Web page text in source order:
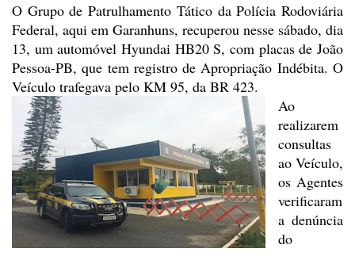
O Grupo de Patrulhamento Tático da Polícia Rodoviária
Federal, aqui em Garanhuns, recuperou nesse sábado, dia
13, um automóvel Hyundai HB20 S, com placas de João
Pessoa-PB, que temregistro de Apropriação Indébita. O
Veículo trafegava pelo KM 95, da BR 423.
Ao
realizarem
consultas
ao Veículo,
os Agentes
verificaram
a denúncia
do